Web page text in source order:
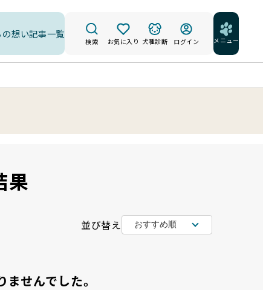
の想い記事一覧
検索 お気に入り 犬種診断 ログイン メニュー
果
並び替え
ませんでした。